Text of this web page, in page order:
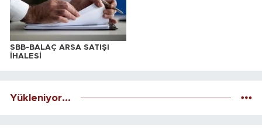
SBB-BALAÇ ARSA SATIŞI
İHALESİ
Yükleniyor...